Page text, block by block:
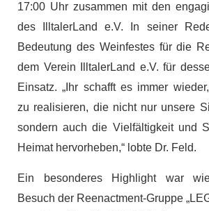
17:00 Uhr zusammen mit den
des IlltalerLand e.V. In seiner
Bedeutung des Weinfestes für die
dem Verein IlltalerLand e.V. für
Einsatz. „Ihr schafft es immer
zu realisieren, die nicht nur unsere
sondern auch die Vielfältigkeit und
Heimat hervorheben,“ lobte Dr. Feld.
Ein besonderes Highlight war
Besuch der Reenactment-Gruppe